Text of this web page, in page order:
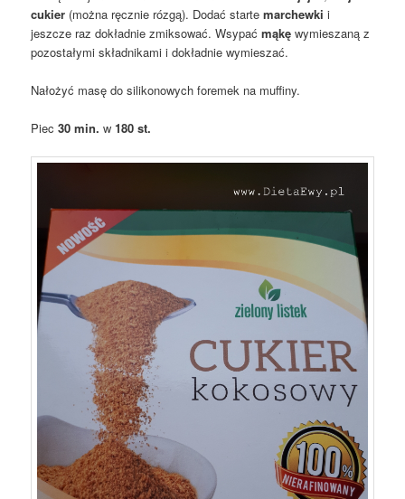
cukier (można ręcznie rózgą). Dodać startemarchewki i
jeszcze raz dokładnie zmiksować. Wsypaćmąkę wymieszaną z
pozostałymi składnikami i dokładnie wymieszać.
Nałożyć masę do silikonowych foremek na muffiny.
Piec30 min. w180 st.